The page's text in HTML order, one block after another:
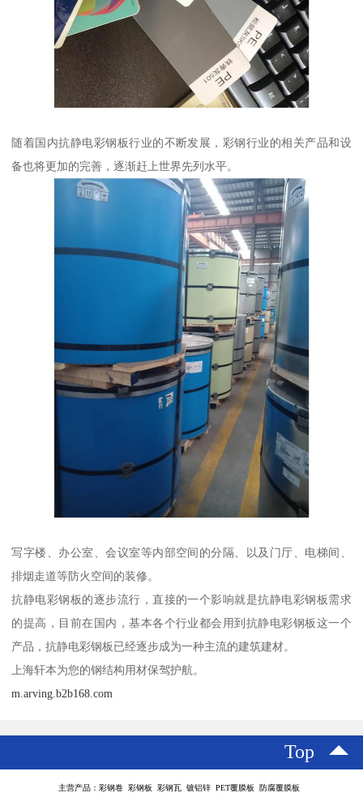
随着国内抗静电彩钢板行业的不断发展，彩钢行业的相关产品和设
备也将更加的完善，逐渐赶上世界先列水平。
写字楼、办公室、会议室等内部空间的分隔、以及门厅、电梯间、
排烟走道等防火空间的装修。
抗静电彩钢板的逐步流行，直接的一个影响就是抗静电彩钢板需求
的提高，目前在国内，基本各个行业都会用到抗静电彩钢板这一个
产品，抗静电彩钢板已经逐步成为一种主流的建筑建材。
上海轩本为您的钢结构用材保驾护航。
m.arving.b2b168.com
Top
主营产品：彩钢卷 彩钢板 彩钢瓦 镀铝锌 PET覆膜板 防腐覆膜板